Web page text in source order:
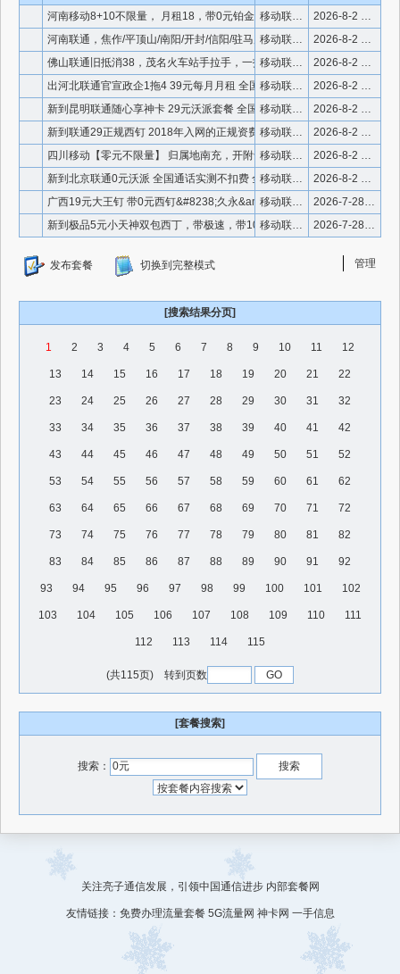
河南移动8+10不限量， 月租18，带0元铂金会员，领和包1
河南联通，焦作/平顶山/南阳/开封/信阳/驻马店 副卡改0
佛山联通旧抵消38，茂名火车站手拉手，一拖三，加了20元20
出河北联通官宣政企1拖4 39元每月月租 全国1500分通话
新到昆明联通随心享神卡 29元沃派套餐 全国流量双不限 1主
新到联通29正规西钉 2018年入网的正规资费 0元全国22
四川移动【零元不限量】 归属地南充，开附卡双不限 玩5G C
新到北京联通0元沃派 全国通话实测不扣费 全国流量4g5g双
广西19元大王钉 带0元西钉&#8238;久永&am
新到极品5元小天神双包西丁，带极速，带1000分钟，叠加20
发布套餐 切换到完整模式 管理
[搜索结果分页]
1 2 3 4 5 6 7 8 9 10 11 12
13 14 15 16 17 18 19 20 21 22
23 24 25 26 27 28 29 30 31 32
33 34 35 36 37 38 39 40 41 42
43 44 45 46 47 48 49 50 51 52
53 54 55 56 57 58 59 60 61 62
63 64 65 66 67 68 69 70 71 72
73 74 75 76 77 78 79 80 81 82
83 84 85 86 87 88 89 90 91 92
93 94 95 96 97 98 99 100 101 102
103 104 105 106 107 108 109 110 111
112 113 114 115
(共115页) 转到页数
[套餐搜索]
搜索：
关注亮子通信发展，引领中国通信进步 内部套餐网
友情链接： 免费办理流量套餐 5G流量网 神卡网 一手信息